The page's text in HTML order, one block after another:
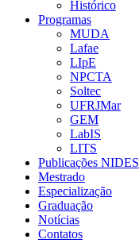
Histórico
Programas
MUDA
Lafae
LIpE
NPCTA
Soltec
UFRJMar
GEM
LabIS
LITS
Publicações NIDES
Mestrado
Especialização
Graduação
Notícias
Contatos